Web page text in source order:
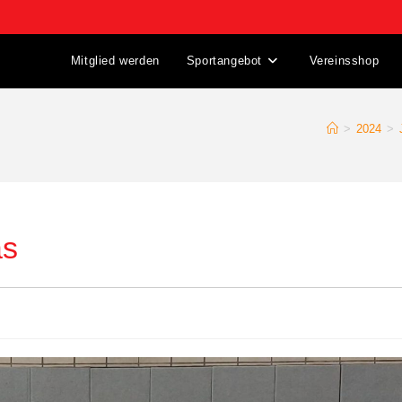
Mitglied werden Sportangebot Vereinsshop
> 2024 >